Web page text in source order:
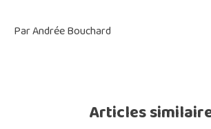
Par Andrée Bouchard
Articles